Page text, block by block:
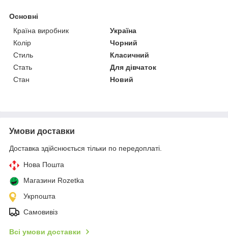
Основні
Країна виробник
Україна
Колір
Чорний
Стиль
Класичний
Стать
Для дівчаток
Стан
Новий
Умови доставки
Доставка здійснюється тільки по передоплаті.
Нова Пошта
Магазини Rozetka
Укрпошта
Самовивіз
Всі умови доставки